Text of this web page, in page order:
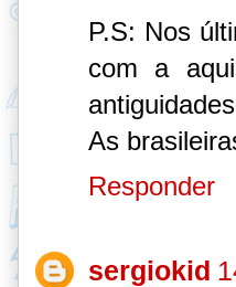
P.S: Nos
com a
As
Responder
sergiokid